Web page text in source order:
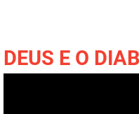
DEUS E O